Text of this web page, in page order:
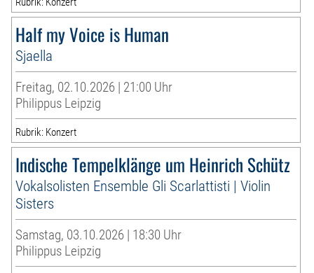
Half my Voice is Human
Sjaella
Freitag, 02.10.2026 | 21:00 Uhr
Philippus Leipzig
Rubrik: Konzert
Indische Tempelklänge um Heinrich Schütz
Vokalsolisten Ensemble Gli Scarlattisti | Violin
Sisters
Samstag, 03.10.2026 | 18:30 Uhr
Philippus Leipzig